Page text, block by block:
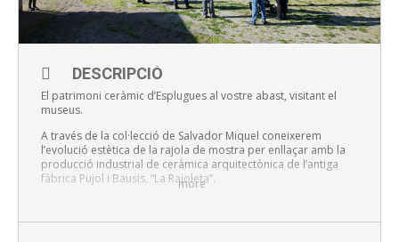
more
DESCRIPCIÓ
El patrimoni ceràmic d’Esplugues al vostre abast, visitant el
museus.
A través de la col·lecció de Salvador Miquel coneixerem
l’evolució estètica de la rajola de mostra per enllaçar amb la
producció industrial de ceràmica arquitectònica de l’antiga
fàbrica Pujol i Bausis, “La Rajoleta”.